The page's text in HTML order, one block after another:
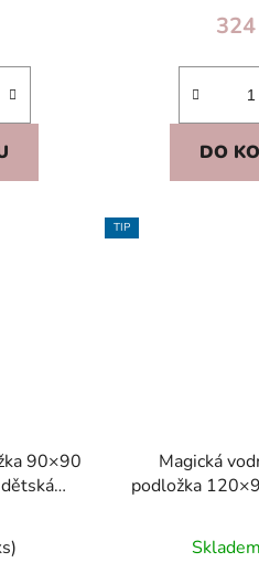
DO
90×90
TIP
Magická
podložka
Skladem